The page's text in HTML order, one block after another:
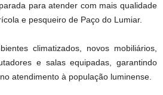
para atender com mais qualidade
e pesqueiro de Paço do Lumiar.
climatizados, novos mobiliários,
e salas equipadas, garantindo
atendimento à população luminense.